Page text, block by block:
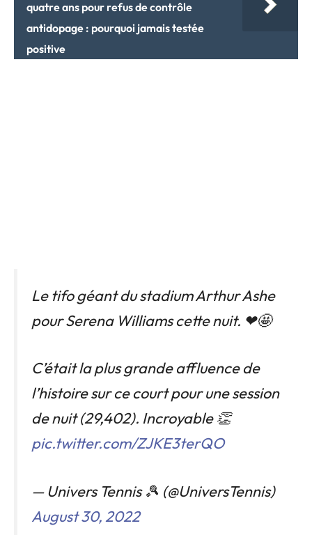
quatre ans pour refus de contrôle
antidopage : pourquoi jamais testée
positive
Le tifo géant du stadium Arthur Ashe
pour Serena Williams cette nuit. ❤🤩
C’était la plus grande affluence de
l’histoire sur ce court pour une session
de nuit (29,402). Incroyable 👏
pic.twitter.com/ZJKE3terQO
— Univers Tennis 🎾 (@UniversTennis)
August 30, 2022